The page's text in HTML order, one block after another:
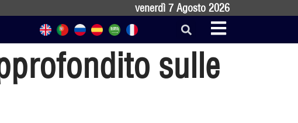
venerdì 7 Agosto 2026
sulle